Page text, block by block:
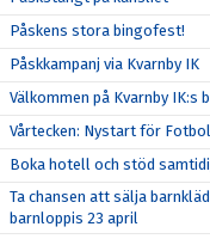
Påskens stora bingofest!
Påskkampanj via Kvarnby IK
Välkommen på Kvarnby IK:s
Vårtecken: Nystart för
Boka hotell och stöd
Ta chansen att sälja
barnloppis 23 april